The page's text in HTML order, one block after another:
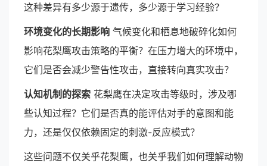
这种差异有多少源于遗传，多少源于学习经验？
环境变化的长期影响 气候变化和栖息地破碎化如何
影响花梨鹰攻击策略的平衡？在压力增大的环境中，
它们是否会减少警告性攻击，直接转向真实攻击？
认知机制的探索 花梨鹰在决定攻击等级时，涉及哪
些认知过程？它们是否真的能评估对手的意图和能
力，还是仅仅依赖固定的刺激-反应模式？
这些问题不仅关乎花梨鹰，也关乎我们如何理解动物